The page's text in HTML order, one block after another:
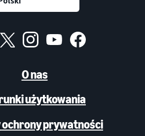
O nas
użytkowania
ochrony prywatności